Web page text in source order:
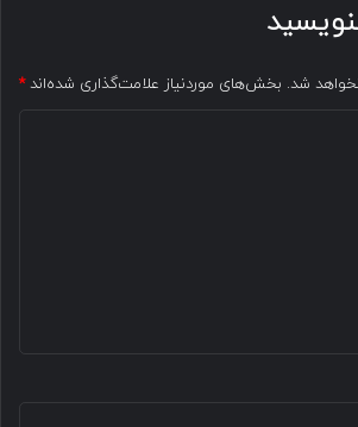
شد. بخش‌های موردنیاز علامت‌گذاری شده‌اند*